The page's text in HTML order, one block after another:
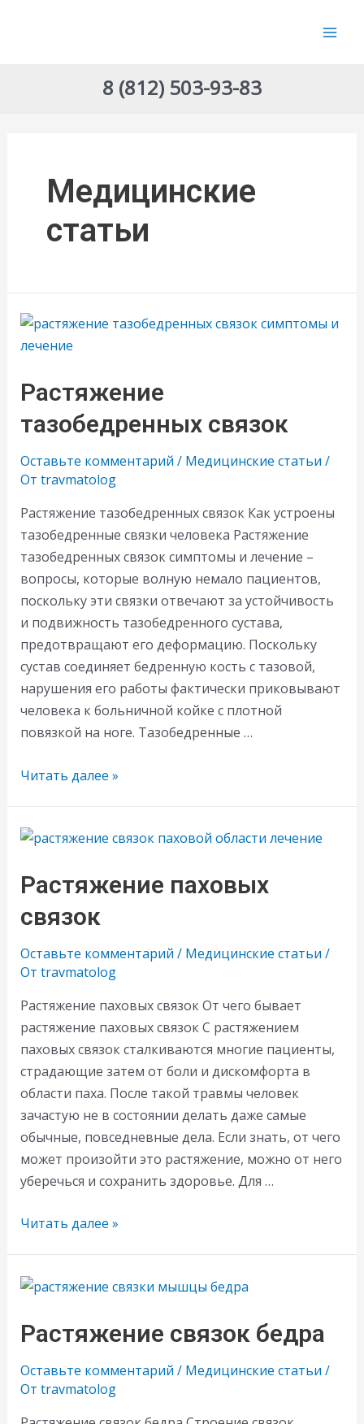
8 (812) 503-93-83
Медицинские
статьи
Растяжение
тазобедренных связок
Оставьте комментарий / Медицинские статьи /
От travmatolog
Растяжение тазобедренных связок Как устроены
тазобедренные связки человека Растяжение
тазобедренных связок симптомы и лечение –
вопросы, которые волную немало пациентов,
поскольку эти связки отвечают за устойчивость
и подвижность тазобедренного сустава,
предотвращают его деформацию. Поскольку
сустав соединяет бедренную кость с тазовой,
нарушения его работы фактически приковывают
человека к больничной койке с плотной
повязкой на ноге. Тазобедренные …
Растяжение
Читать далее »
Растяжение паховых
связок
Оставьте комментарий / Медицинские статьи /
От travmatolog
Растяжение паховых связок От чего бывает
растяжение паховых связок С растяжением
паховых связок сталкиваются многие пациенты,
страдающие затем от боли и дискомфорта в
области паха. После такой травмы человек
зачастую не в состоянии делать даже самые
обычные, повседневные дела. Если знать, от чего
может произойти это растяжение, можно от него
уберечься и сохранить здоровье. Для …
Растяжение
Читать далее »
Растяжение связок бедра
Оставьте комментарий / Медицинские статьи /
От travmatolog